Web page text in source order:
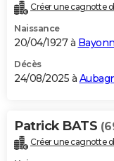
Créer une cagnotte
Naissance
20/04/1927 à
Décès
24/08/2025 à
Patrick BATS
Créer une cagnotte